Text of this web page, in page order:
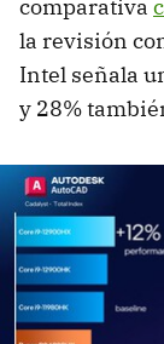
comparativa
la revisión
Intel señala
y 28%